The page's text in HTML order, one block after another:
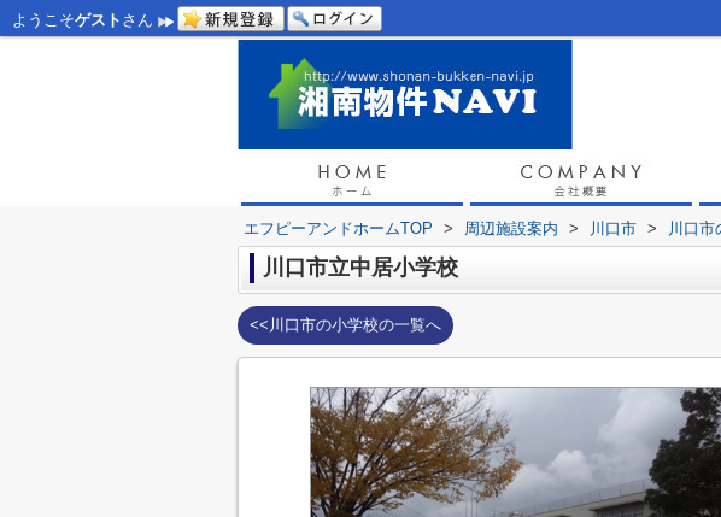
ようこそゲスト さん
エフピーアンドホームTOP > 周辺施設案内 > 川口市 > 川口市
川口市立中居小学校
<<川口市の小学校の一覧へ